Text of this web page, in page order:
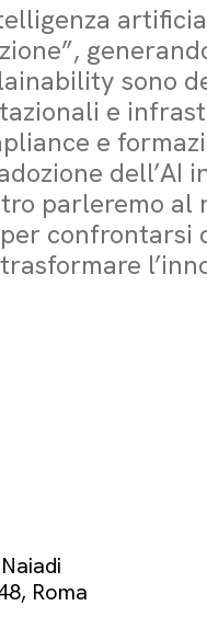
sono
e
e
parleremo al
per
Roma